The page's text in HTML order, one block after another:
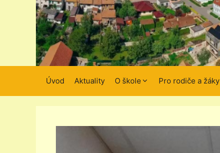
Úvod Aktuality O škole Pro rodiče a žáky